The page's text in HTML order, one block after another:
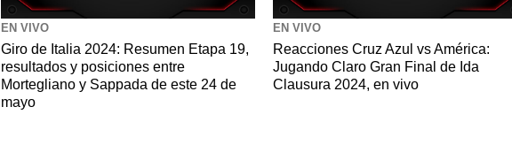
EN VIVO
Giro de Italia 2024: Resumen Etapa 19,
resultados y posiciones entre
Mortegliano y Sappada de este 24 de
mayo
EN VIVO
Reacciones Cruz Azul vs América:
Jugando Claro Gran Final de Ida
Clausura 2024, en vivo